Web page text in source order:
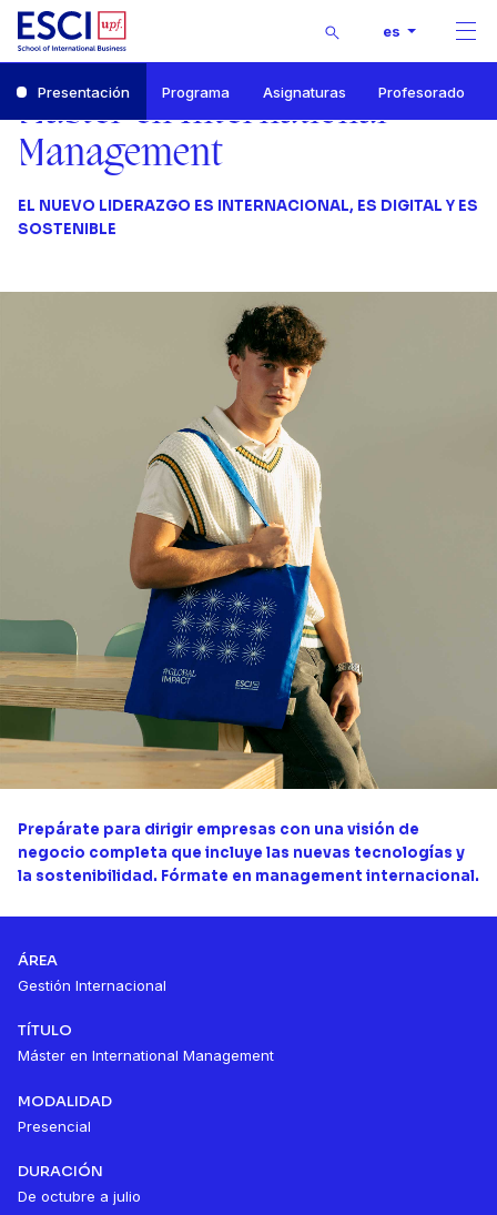
Buscar es
Máster en International Management
Presentación
Presentación Programa Asignaturas Profesorado
Máster en International
Management
EL NUEVO LIDERAZGO ES INTERNACIONAL, ES DIGITAL Y ES
SOSTENIBLE
ÁREA
Gestión Internacional
TÍTULO
Máster en International Management
MODALIDAD
Presencial
DURACIÓN
De octubre a julio
Prepárate para dirigir empresas con una visión de
negocio completa que incluye las nuevas tecnologías y
la sostenibilidad. Fórmate en management internacional.